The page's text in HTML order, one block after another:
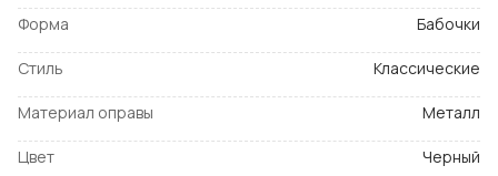
Форма Бабочки
Стиль Классические
Материал оправы Металл
Цвет Черный